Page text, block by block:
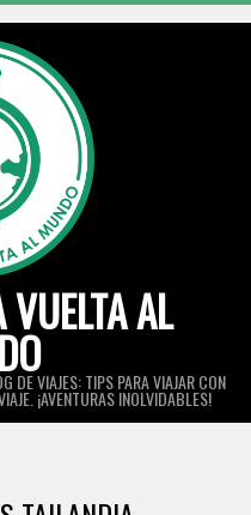
AL
DE VIAJES: TIPS PARA VIAJAR CON
¡AVENTURAS INOLVIDABLES!